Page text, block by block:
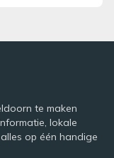
te maken
lokale
op één handige